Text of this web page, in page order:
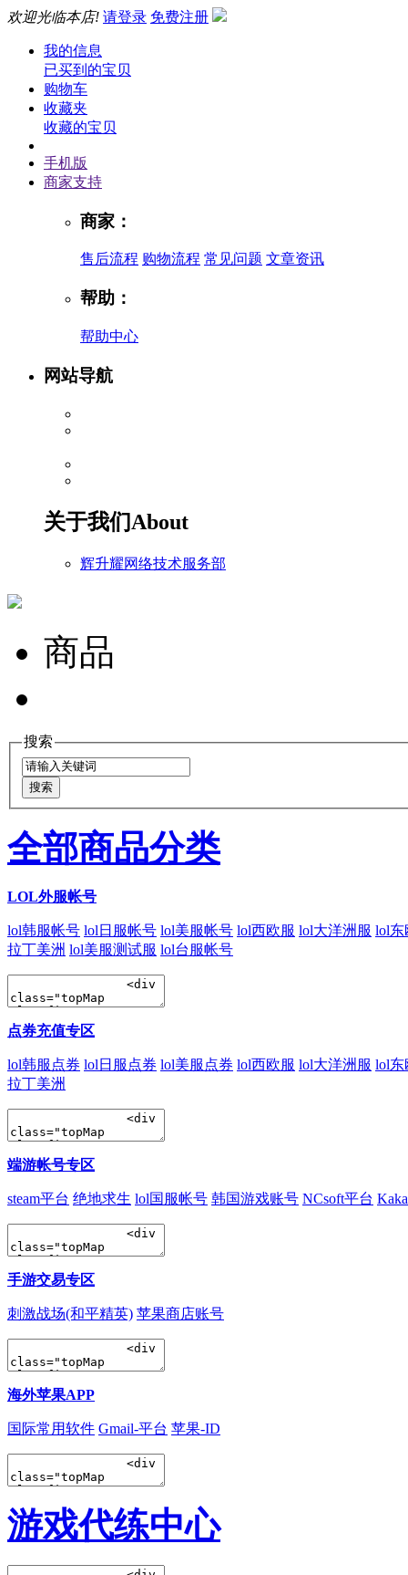
欢迎光临本店! 请登录 免费注册
我的信息
已买到的宝贝
购物车
收藏夹
收藏的宝贝
手机版
商家支持
商家：
售后流程 购物流程 常见问题 文章资讯
帮助：
帮助中心
网站导航
关于我们About
辉升耀网络技术服务部
商品
搜索
全部商品分类
LOL外服帐号
lol韩服帐号 lol日服帐号 lol美服帐号 lol西欧服 lol大洋洲服 lol东
拉丁美洲 lol美服测试服 lol台服帐号
点券充值专区
lol韩服点券 lol日服点券 lol美服点券 lol西欧服 lol大洋洲服 lol东
拉丁美洲
端游帐号专区
steam平台 绝地求生 lol国服帐号 韩国游戏账号 NCsoft平台
手游交易专区
刺激战场(和平精英) 苹果商店账号
海外苹果APP
国际常用软件 Gmail-平台 苹果-ID
游戏代练中心